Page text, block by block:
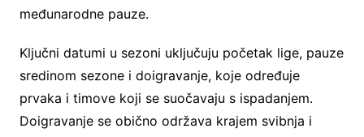
međunarodne pauze.
Ključni datumi u sezoni uključuju početak lige, pauze
sredinom sezone i doigravanje, koje određuje
prvaka i timove koji se suočavaju s ispadanjem.
Doigravanje se obično održava krajem svibnja i